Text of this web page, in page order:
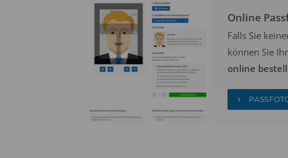
Online
Falls Sie
können Sie
online